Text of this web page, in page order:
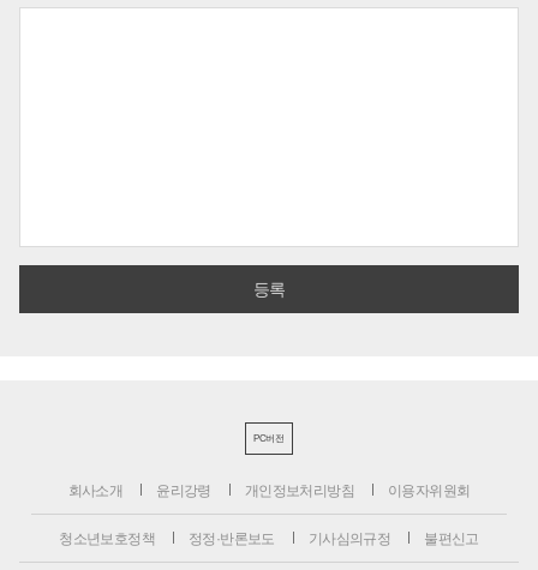
PC버전
회사소개 윤리강령 개인정보처리방침 이용자위원회
청소년보호정책 정정·반론보도 기사심의규정 불편신고